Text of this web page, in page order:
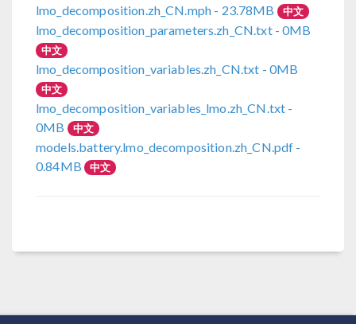
lmo_decomposition.zh_CN.mph - 23.78MB 中文
lmo_decomposition_parameters.zh_CN.txt- 0MB
中文
lmo_decomposition_variables.zh_CN.txt - 0MB
中文
lmo_decomposition_variables_lmo.zh_CN.txt -
0MB
中文
models.battery.lmo_decomposition.zh_CN.pdf -
0.84MB 中文